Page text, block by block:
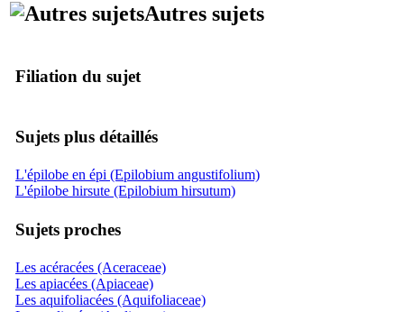
Autres sujets
Filiation du sujet
Sujets plus détaillés
L'épilobe en épi (Epilobium angustifolium)
L'épilobe hirsute (Epilobium hirsutum)
Sujets proches
Les acéracées (Aceraceae)
Les apiacées (Apiaceae)
Les aquifoliacées (Aquifoliaceae)